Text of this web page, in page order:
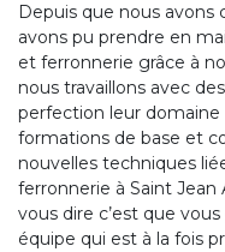
Depuis que nous
avons pu prendre en
et ferronnerie grâce à
nous travaillons avec
perfection leur domaine
formations de base et
nouvelles techniques
ferronnerie à Saint Jean
vous dire c’est que
équipe qui est à la fois